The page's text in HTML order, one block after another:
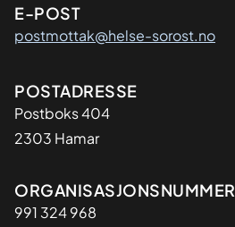
E-POST
postmottak@helse-sorost.no
Adresse
POSTADRESSE
Postboks 404
2303 Hamar
Organisasjon
ORGANISASJONSNUMMER
991 324 968